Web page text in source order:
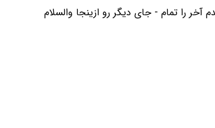
آخر را تمام - جای دیگر رو ازینجا والسلام